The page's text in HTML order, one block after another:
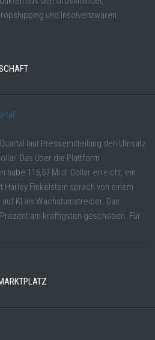
und Insolvenzwaren.
laut Pressemitteilung den Umsatz
Das über die Plattform
habe 115,57 Mrd. Dollar erreicht, ein
Harley Finkelstein sprach von einem
KI als Wachstumstreiber. Das
am kräftigsten geschoben. Für